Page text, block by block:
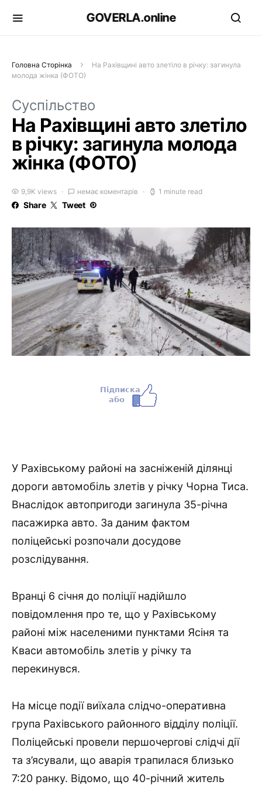
GOVERLA.online
Головна Сторінка
На Рахівщині авто злетіло в річку: загинула
молода жінка (ФОТО)
Суспільство
На Рахівщині авто злетіло
в річку: загинула молода
жінка (ФОТО)
9,9K views немає коментарів 1 minute read
Share Tweet
У Рахівському районі на засніженій ділянці
дороги автомобіль злетів у річку Чорна Тиса.
Внаслідок автопригоди загинула 35-річна
пасажирка авто. За даним фактом
поліцейські розпочали досудове
розслідування.
Вранці 6 січня до поліції надійшло
повідомлення про те, що у Рахівському
районі між населеними пунктами Ясіня та
Кваси автомобіль злетів у річку та
перекинувся.
На місце події виїхала слідчо-оперативна
група Рахівського районного відділу поліції.
Поліцейські провели першочергові слідчі дії
та з’ясували, що аварія трапилася близько
7:20 ранку. Відомо, що 40-річний житель